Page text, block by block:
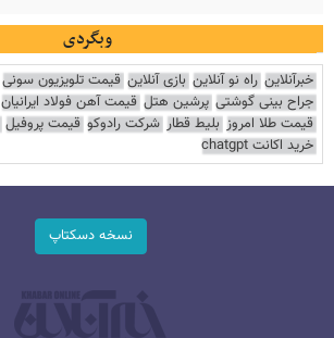
وبگردی
خبرآنلاین راه نو آنلاین بازی آنلاین قیمت تلویزیون سونی
جراح بینی گوشتی پرشین هتل قیمت آهن فولاد ایرانیان
قیمت طلا امروز بلیط قطار شرکت رادوکو قیمت پروفیل
خرید اکانت chatgpt
نسخه دسکتاپ